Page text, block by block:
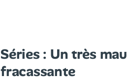
Séries : Un très
fracassante